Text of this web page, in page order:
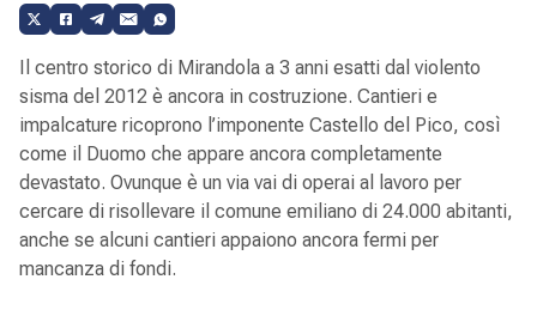
Il centro storico di Mirandola a 3 anni esatti dal violento
sisma del 2012 è ancora in costruzione. Cantieri e
impalcature ricoprono l’imponente Castello del Pico, così
come il Duomo che appare ancora completamente
devastato. Ovunque è un via vai di operai al lavoro per
cercare di risollevare il comune emiliano di 24.000 abitanti,
anche se alcuni cantieri appaiono ancora fermi per
mancanza di fondi.